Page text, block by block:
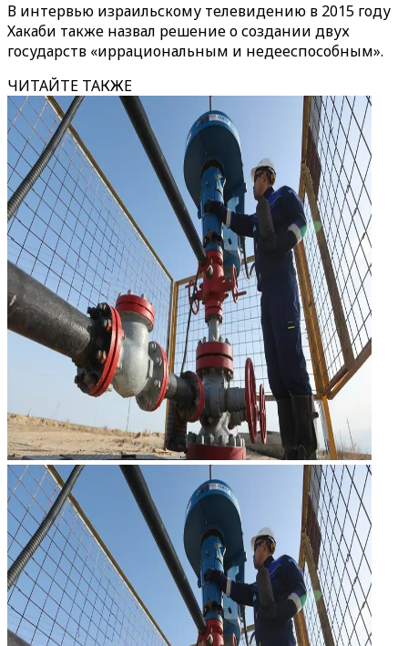
В интервью израильскому телевидению в 2015 году
Хакаби также назвал решение о создании двух
государств «иррациональным и недееспособным».
ЧИТАЙТЕ ТАКЖЕ